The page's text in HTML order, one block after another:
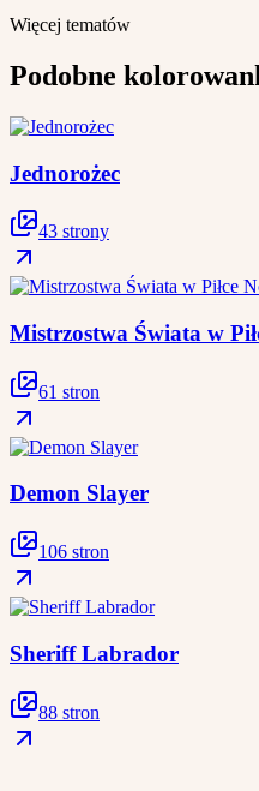
Więcej tematów
Podobne
Jednorożec
43 strony
Mistrzostwa Świata w
61 stron
Demon Slayer
106 stron
Sheriff Labrador
88 stron